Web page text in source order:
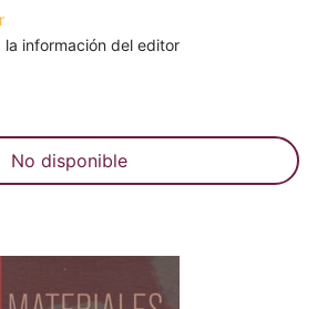
información del editor
No disponible